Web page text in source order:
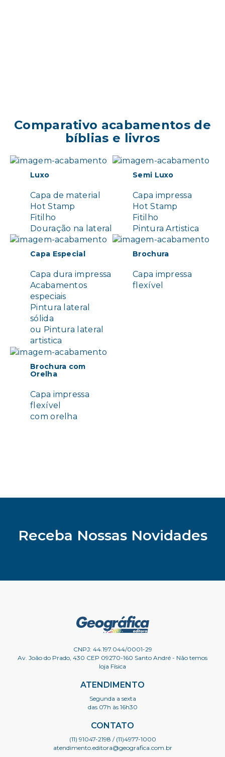
Comparativo acabamentos de
bíblias e livros
Luxo
Capa de material
Hot Stamp
Fitilho
Douração na lateral
Semi Luxo
Capa impressa
Hot Stamp
Fitilho
Pintura Artistica
Capa Especial
Capa dura impressa
Acabamentos
especiais
Pintura lateral
sólida
ou Pintura lateral
artistica
Brochura
Capa impressa
flexível
Brochura com
Orelha
Capa impressa
flexível
com orelha
Receba Nossas Novidades
CNPJ: 44.197.044/0001-29
Av. João do Prado, 430 CEP 09270-160 Santo André - Não temos
loja Física
ATENDIMENTO
Segunda a sexta
das 07h às 16h30
CONTATO
(11) 91047-2198 / (11)4977-1000
atendimento.editora@geografica.com.br